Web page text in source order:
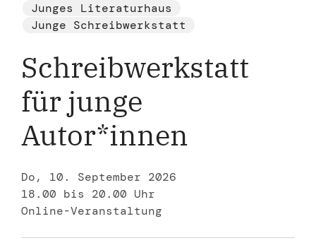
Junges Literaturhaus
Junge Schreibwerkstatt
Schreibwerkstatt
für junge
Autor*innen
Do, 10. September 2026
18.00 bis 20.00 Uhr
Online-Veranstaltung